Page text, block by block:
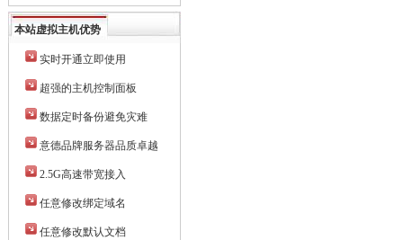
本站虚拟主机优势
实时开通立即使用
超强的主机控制面板
数据定时备份避免灾难
意德品牌服务器品质卓越
2.5G高速带宽接入
任意修改绑定域名
任意修改默认文档